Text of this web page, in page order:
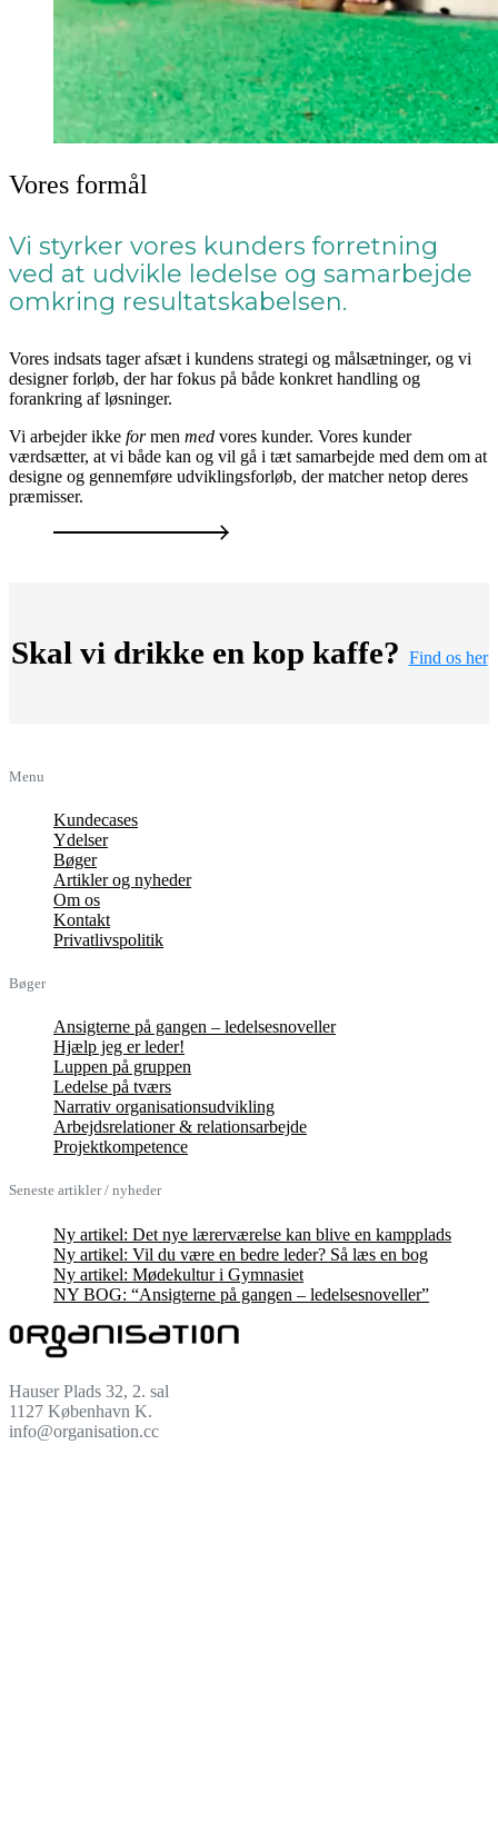
Vores formål
Vi styrker vores kunders forretning
ved at udvikle ledelse og samarbejde
omkring resultatskabelsen.
Vores indsats tager afsæt i kundens strategi og målsætninger, og vi
designer forløb, der har fokus på både konkret handling og
forankring af løsninger.
Vi arbejder ikke formen med vores kunder. Vores kunder
værdsætter, at vi både kan og vil gå i tæt samarbejde med dem om at
designe og gennemføre udviklingsforløb, der matcher netop deres
præmisser.
Skal vi drikke en kop kaffe? Find os her
Menu
Kundecases
Ydelser
Bøger
Artikler og nyheder
Om os
Kontakt
Privatlivspolitik
Bøger
Ansigterne på gangen – ledelsesnoveller
Hjælp jeg er leder!
Luppen på gruppen
Ledelse på tværs
Narrativ organisationsudvikling
Arbejdsrelationer & relationsarbejde
Projektkompetence
Seneste artikler / nyheder
Ny artikel: Det nye lærerværelse kan blive en kampplads
Ny artikel: Vil du være en bedre leder? Så læs en bog
Ny artikel: Mødekultur i Gymnasiet
NY BOG: “Ansigterne på gangen – ledelsesnoveller”
Hauser Plads 32, 2. sal
1127 København K.
info@organisation.cc